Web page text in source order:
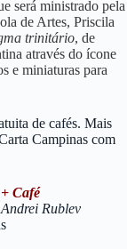
será ministrado pela
de Artes, Priscila
trinitário, de
através do ícone
e miniaturas para
de cafés. Mais
Campinas com
Café
Rublev